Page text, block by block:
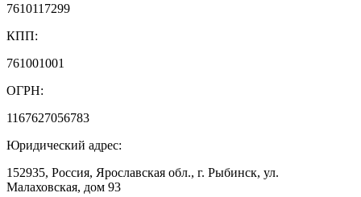
7610117299
КПП:
761001001
ОГРН:
1167627056783
Юридический адрес:
152935, Россия, Ярославская обл., г. Рыбинск, ул.
Малаховская, дом 93